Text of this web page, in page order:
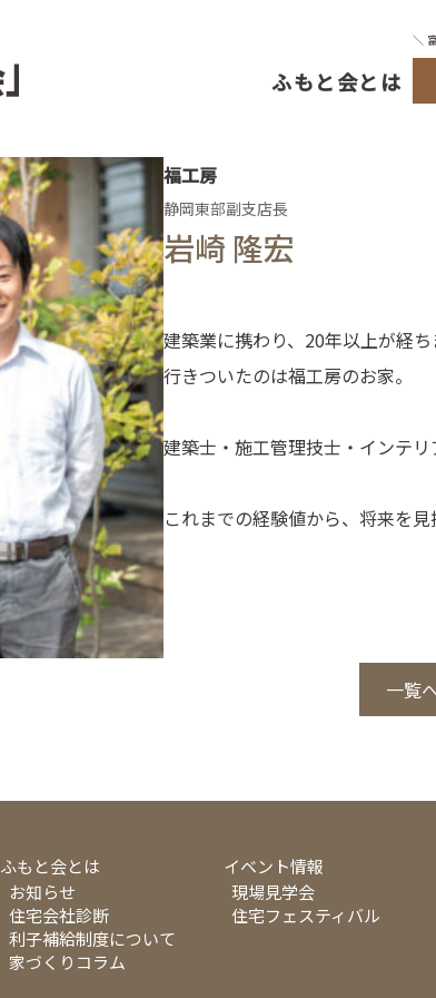
ふもと会とは
＼
福工房
静岡東部副支店長
岩崎 隆宏
建築業に携わり、20年以上が経
行きついたのは福工房のお家。
建築士・施工管理技士・インテ
これまでの経験値から、将来を
一覧
ふもと会とは
お知らせ
住宅会社診断
利子補給制度について
家づくりコラム
イベント情報
現場見学会
住宅フェスティバル